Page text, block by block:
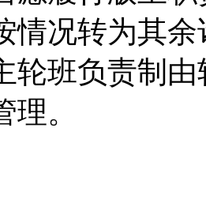
情况转为其
轮班负责制
。